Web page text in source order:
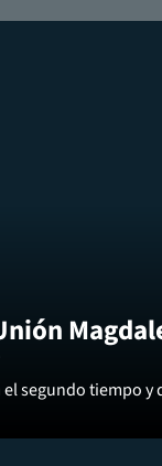
segundo tiempo